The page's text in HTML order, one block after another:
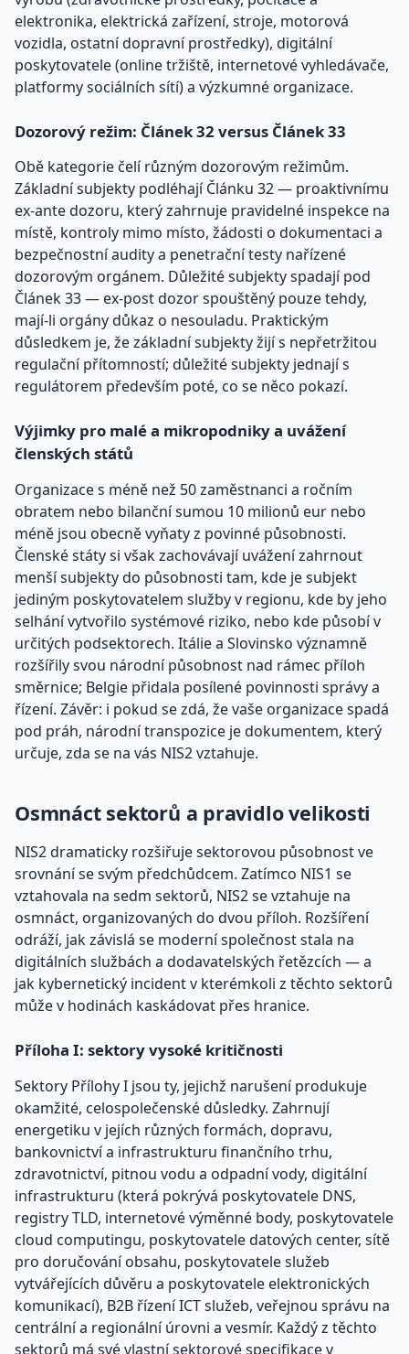
elektronika, elektrická zařízení, stroje, motorová
vozidla, ostatní dopravní prostředky), digitální
poskytovatele (online tržiště, internetové vyhledávače,
platformy sociálních sítí) a výzkumné organizace.
Dozorový režim: Článek 32 versus Článek 33
Obě kategorie čelí různým dozorovým režimům.
Základní subjekty podléhají Článku 32 — proaktivnímu
ex-ante dozoru, který zahrnuje pravidelné inspekce na
místě, kontroly mimo místo, žádosti o dokumentaci a
bezpečnostní audity a penetrační testy nařízené
dozorovým orgánem. Důležité subjekty spadají pod
Článek 33 — ex-post dozor spouštěný pouze tehdy,
mají-li orgány důkaz o nesouladu. Praktickým
důsledkem je, že základní subjekty žijí s nepřetržitou
regulační přítomností; důležité subjekty jednají s
regulátorem především poté, co se něco pokazí.
Výjimky pro malé a mikropodniky a uvážení
členských států
Organizace s méně než 50 zaměstnanci a ročním
obratem nebo bilanční sumou 10 milionů eur nebo
méně jsou obecně vyňaty z povinné působnosti.
Členské státy si však zachovávají uvážení zahrnout
menší subjekty do působnosti tam, kde je subjekt
jediným poskytovatelem služby v regionu, kde by jeho
selhání vytvořilo systémové riziko, nebo kde působí v
určitých podsektorech. Itálie a Slovinsko významně
rozšířily svou národní působnost nad rámec příloh
směrnice; Belgie přidala posílené povinnosti správy a
řízení. Závěr: i pokud se zdá, že vaše organizace spadá
pod práh, národní transpozice je dokumentem, který
určuje, zda se na vás NIS2 vztahuje.
Osmnáct sektorů a pravidlo velikosti
NIS2 dramaticky rozšiřuje sektorovou působnost ve
srovnání se svým předchůdcem. Zatímco NIS1 se
vztahovala na sedm sektorů, NIS2 se vztahuje na
osmnáct, organizovaných do dvou příloh. Rozšíření
odráží, jak závislá se moderní společnost stala na
digitálních službách a dodavatelských řetězcích — a
jak kybernetický incident v kterémkoli z těchto sektorů
může v hodinách kaskádovat přes hranice.
Příloha I: sektory vysoké kritičnosti
Sektory Přílohy I jsou ty, jejichž narušení produkuje
okamžité, celospolečenské důsledky. Zahrnují
energetiku v jejích různých formách, dopravu,
bankovnictví a infrastrukturu finančního trhu,
zdravotnictví, pitnou vodu a odpadní vody, digitální
infrastrukturu (která pokrývá poskytovatele DNS,
registry TLD, internetové výměnné body, poskytovatele
cloud computingu, poskytovatele datových center, sítě
pro doručování obsahu, poskytovatele služeb
vytvářejících důvěru a poskytovatele elektronických
komunikací), B2B řízení ICT služeb, veřejnou správu na
centrální a regionální úrovni a vesmír. Každý z těchto
sektorů má své vlastní sektorové specifikace v